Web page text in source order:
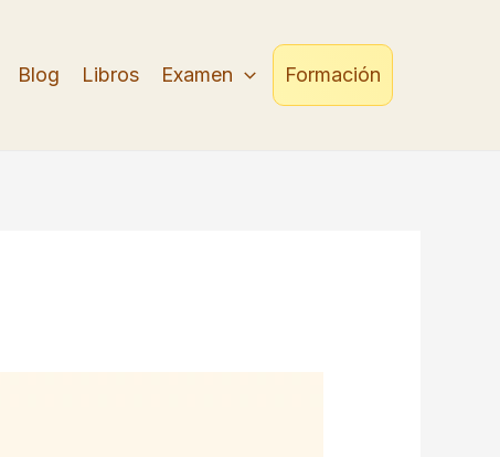
Blog Libros Examen Formación